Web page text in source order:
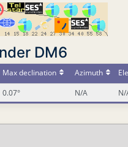
DM6
Max declination Azimuth
0.07° N/A N/